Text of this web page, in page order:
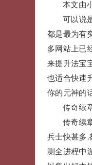
本文由
可以说
都是最为有
多网站上已
来提升法宝
也适合快速
你的元神的
传奇续
传奇续
兵士快甚多.
测全进程中